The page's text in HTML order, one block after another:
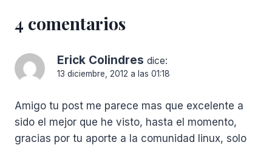
4 comentarios
Erick Colindres dice:
13 diciembre, 2012 a las 01:18
Amigo tu post me parece mas que excelente a
sido el mejor que he visto, hasta el momento,
gracias por tu aporte a la comunidad linux, solo